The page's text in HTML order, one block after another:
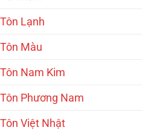
Tôn Lạnh
Tôn Màu
Tôn Nam Kim
Tôn Phương Nam
Tôn Việt Nhật